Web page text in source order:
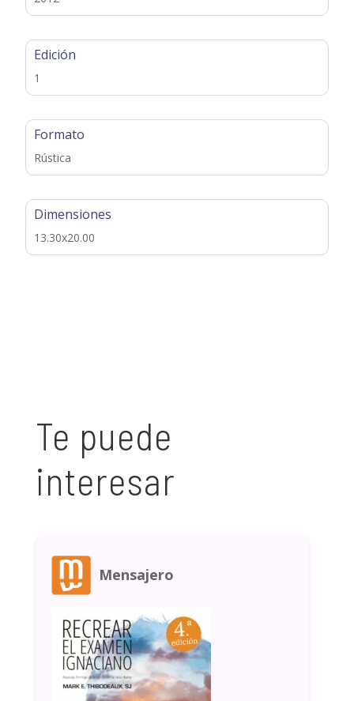
Edición
1
Formato
Rústica
Dimensiones
13.30x20.00
Te puede
interesar
Mensajero